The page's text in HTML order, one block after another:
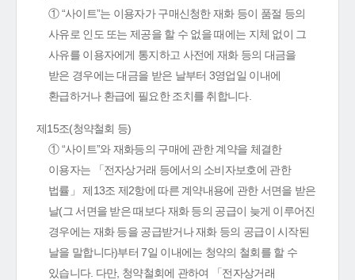
① “사이트”는 이용자가 구매신청한 재화 등이 품절 등의
사유로 인도 또는 제공을 할 수 없을 때에는 지체 없이 그
사유를 이용자에게 통지하고 사전에 재화 등의 대금을
받은 경우에는 대금을 받은 날부터 3영업일 이내에
환급하거나 환급에 필요한 조치를 취합니다.
제15조(청약철회 등)
① “사이트”와 재화등의 구매에 관한 계약을 체결한
이용자는 「전자상거래 등에서의 소비자보호에 관한
법률」 제13조 제2항에 따른 계약내용에 관한 서면을 받은
날(그 서면을 받은 때보다 재화 등의 공급이 늦게 이루어진
경우에는 재화 등을 공급받거나 재화 등의 공급이 시작된
날을 말합니다)부터 7일 이내에는 청약의 철회를 할 수
있습니다. 다만, 청약철회에 관하여 「전자상거래